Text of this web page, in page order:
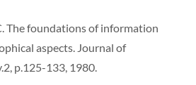
The foundations of information
aspects. Journal of
p.125-133, 1980.